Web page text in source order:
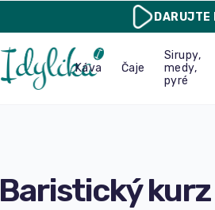
DARUJTE
Káva Čaje
Sirupy,
medy,
pyré
Baristický kurz